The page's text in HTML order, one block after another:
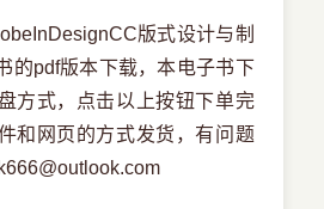
版式设计与制
的pdf版本下载，本电子书下
方式，点击以上按钮下单完
和网页的方式发货，有问题